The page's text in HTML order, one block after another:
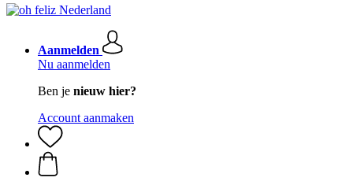
Aanmelden
Nu aanmelden
Ben je nieuw hier?
Account aanmaken